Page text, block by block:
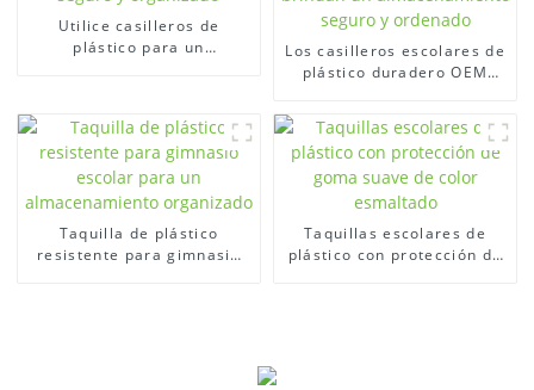
Utilice casilleros de
plástico para un
Los casilleros escolares de
plástico duradero OEM
almacenamiento seguro y
ordenado
Taquilla de plástico
resistente para gimnasio
Taquillas escolares de
plástico con protección de